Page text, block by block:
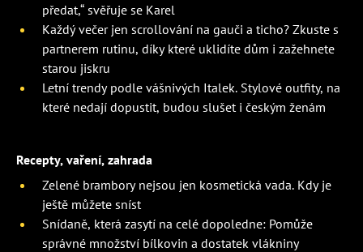
předat,“ svěřuje se Karel
Každý večer jen scrollování na gauči a ticho? Zkuste s
partnerem rutinu, díky které uklidíte dům i zažehnete
starou jiskru
Letní trendy podle vášnivých Italek. Stylové outfity, na
které nedají dopustit, budou slušet i českým ženám
Recepty, vaření, zahrada
Zelené brambory nejsou jen kosmetická vada. Kdy je
ještě můžete sníst
Snídaně, která zasytí na celé dopoledne: Pomůže
správné množství bílkovin a dostatek vlákniny